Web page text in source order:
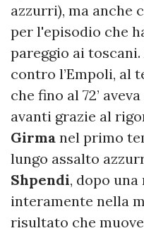
azzurri), ma anche
per l'episodio che
pareggio ai toscani.
contro l’Empoli, al
che fino al 72’
avanti grazie al
Girma nel primo
lungo assalto
Shpendi, dopo
interamente nella
risultato che